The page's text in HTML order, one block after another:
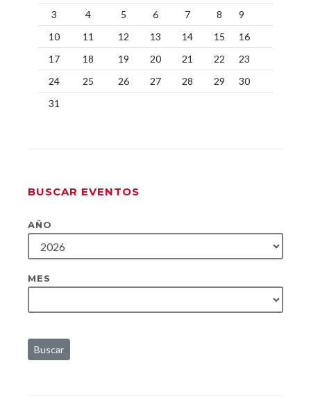
3
4 5 6 7 8
9
10
11 12 13 14 15
16
17
18 19 20 21 22
23
24
25 26 27 28 29
30
31
BUSCAR EVENTOS
AÑO
MES
Buscar